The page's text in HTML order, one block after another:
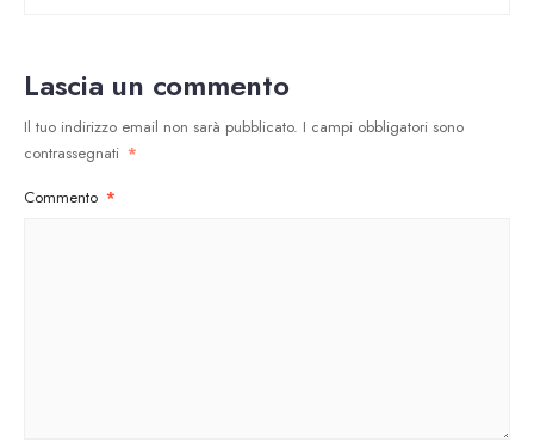
Lascia un commento
Il tuo indirizzo email non sarà pubblicato. I campi obbligatori sono
contrassegnati *
Commento *